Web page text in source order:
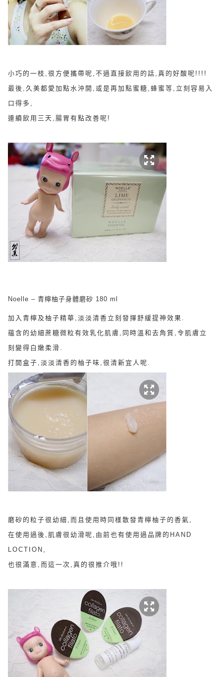
小巧的一枝,很方便攜帶呢,不過直接飲用的話,真的好酸呢!!!!
最後,久美都愛加點水沖開,或是再加點蜜糖,蜂蜜等,立刻容易入
口得多,
連續飲用三天,腸胃有點改善呢!
Noelle – 青檸柚子身體磨砂 180 ml
加入青檸及柚子精華,淡淡清香立刻發揮舒緩提神效果.
蘊含的幼細蔗糖微粒有效乳化肌膚,同時溫和去角質,令肌膚立
刻變得白嫩柔滑.
打開盒子,淡淡清香的柚子味,很清新宜人呢.
磨砂的粒子很幼細,而且使用時同樣散發青檸柚子的香氣,
在使用過後,肌膚很幼滑呢,由前也有使用過品牌的HAND
LOCTION,
也很滿意,而這一次,真的很推介哦!!